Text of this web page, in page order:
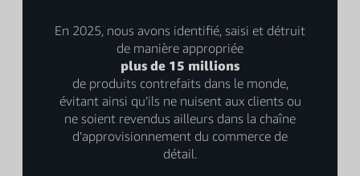
En 2025, nous avons identifié, saisi et détruit
de manière appropriée
plus de 15 millions
de produits contrefaits dans le monde,
évitant ainsi qu’ils ne nuisent aux clients ou
ne soient revendus ailleurs dans la chaîne
d’approvisionnement du commerce de
détail.